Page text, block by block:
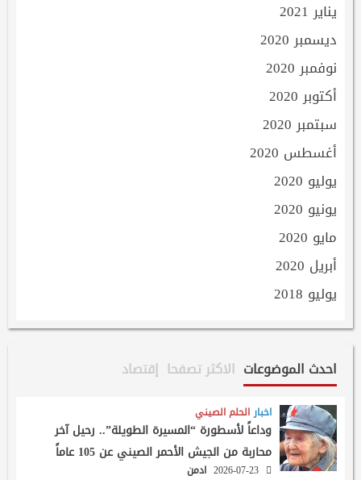
يناير 2021
ديسمبر 2020
نوفمبر 2020
أكتوبر 2020
سبتمبر 2020
أغسطس 2020
يوليو 2020
يونيو 2020
مايو 2020
أبريل 2020
يوليو 2018
احدث الموضوعات الاكثر تصفحا إقتصاد
اخبار الحلم الصيني
وداعاً لأسطورة “المسيرة الطويلة”.. رحيل آخر
محاربة من الجيش الأحمر الصيني عن 105 عاماً
2026-07-23
ادمن